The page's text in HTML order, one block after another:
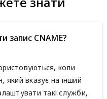
запис CNAME?
коли
який вказує на інший
такі служби,